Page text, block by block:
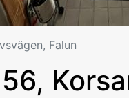
Falun